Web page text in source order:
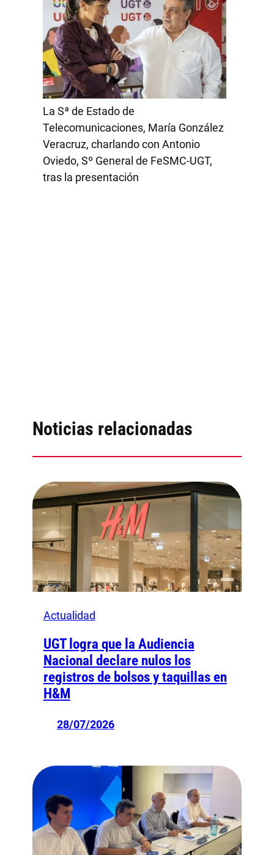
La Sª de Estado de
Telecomunicaciones, María González
Veracruz, charlando con Antonio
Oviedo, Sº General de FeSMC-UGT,
tras la presentación
Noticias relacionadas
Actualidad
UGT logra que la Audiencia
Nacional declare nulos los
registros de bolsos y taquillas en
H&M
28/07/2026